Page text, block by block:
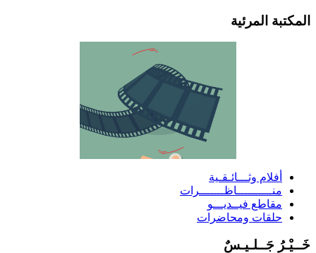
المرئية
أفلام وثـــائـقـية
منــــــــــاظـــــــرات
مقاطع فيــديـــو
حلقات ومحاضرات
جَــلـيـسٌ